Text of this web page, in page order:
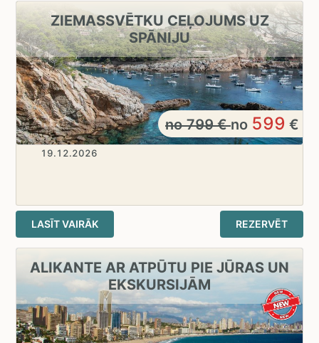
ZIEMASSVĒTKU CEĻOJUMS UZ
SPĀNIJU
no799€no 599 €
19.12.2026
LASĪT VAIRĀK REZERVĒT
ALIKANTE AR ATPŪTU PIE JŪRAS UN
EKSKURSIJĀM